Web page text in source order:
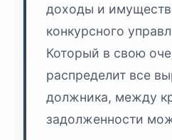
доходы и
конкурсного
Который в свою
распределит все
должника, между
задолженности